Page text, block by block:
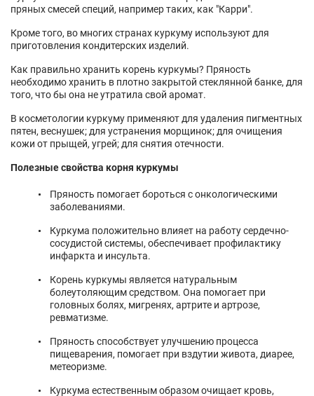
пряных смесей специй, например таких, как "Карри".
Кроме того, во многих странах куркуму используют для
приготовления кондитерских изделий.
Как правильно хранить корень куркумы? Пряность
необходимо хранить в плотно закрытой стеклянной банке, для
того, что бы она не утратила свой аромат.
В косметологии куркуму применяют для удаления пигментных
пятен, веснушек; для устранения морщинок; для очищения
кожи от прыщей, угрей; для снятия отечности.
Полезные свойства корня куркумы
Пряность помогает бороться с онкологическими
заболеваниями.
Куркума положительно влияет на работу сердечно-
сосудистой системы, обеспечивает профилактику
инфаркта и инсульта.
Корень куркумы является натуральным
болеутоляющим средством. Она помогает при
головных болях, мигренях, артрите и артрозе,
ревматизме.
Пряность способствует улучшению процесса
пищеварения, помогает при вздутии живота, диарее,
метеоризме.
Куркума естественным образом очищает кровь,